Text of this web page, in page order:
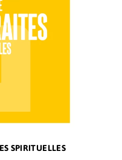
SPIRITUELLES